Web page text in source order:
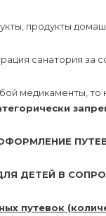
продукты
санатория за
медикаменты, то
ДЕТЕЙ В
путевок